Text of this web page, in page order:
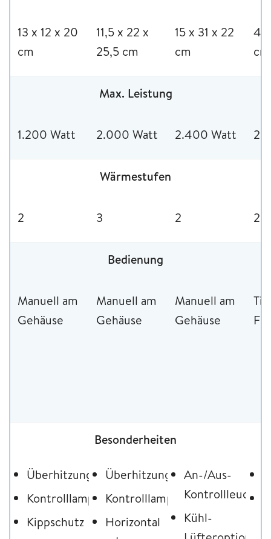
13 x 12 x 20
cm
11,5 x 22 x
25,5 cm
‎15 x 31 x 22
cm
41
cm
Max. Leistung
1.200 Watt 2.000 Watt 2.400 Watt
Wärmestufen
2 3 2 2
Bedienung
Manuell am
Gehäuse
Manuell am
Gehäuse
Manuell am
Gehäuse
Besonderheiten
Überhitzungsschutz
Kontrolllampe
Kippschutz
Überhitzungsschutz
Kontrolllampe
Horizontal
An-/Aus-
Kontrollleuchte
Kühl-